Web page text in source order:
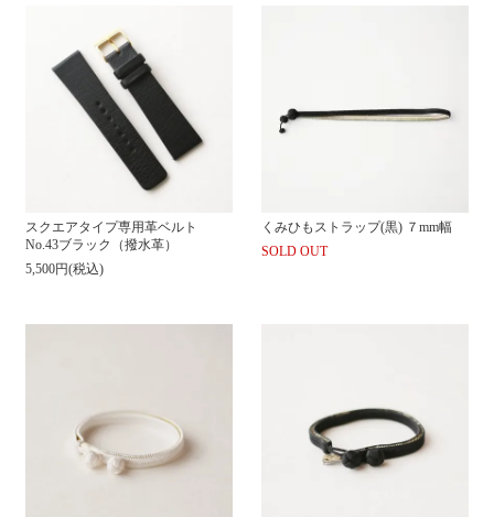
スクエアタイプ専用革ベルト
No.43ブラック（撥水革）
5,500円(税込)
くみひもストラップ(黒) ７mm幅
SOLD OUT